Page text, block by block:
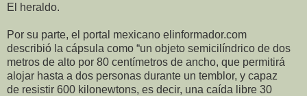
El heraldo.
Por su parte, el portal mexicano elinformador.com
describió la cápsula como “un objeto semicilíndrico de dos
metros de alto por 80 centímetros de ancho, que permitirá
alojar hasta a dos personas durante un temblor, y capaz
de resistir 600 kilonewtons, es decir, una caída libre 30